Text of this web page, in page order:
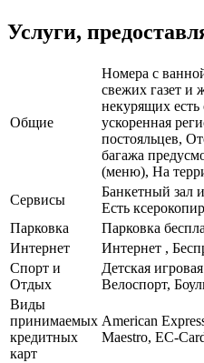
Услуги,
Общие
Номера с
свежих газет и
некурящих
ускоренная
постояльцев,
багажа
(меню), На
Сервисы
Банкетный зал
Есть
Парковка
Парковка
Интернет
Интернет ,
Спорт и
Отдых
Детская
Велоспорт,
Виды
принимаемых
кредитных
карт
American
Maestro, EC-